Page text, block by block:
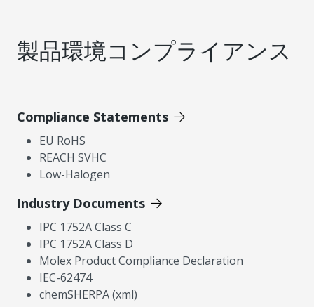
製品環境コンプライアンス
Compliance Statements
EU RoHS
REACH SVHC
Low-Halogen
Industry Documents
IPC 1752A Class C
IPC 1752A Class D
Molex Product Compliance Declaration
IEC-62474
chemSHERPA (xml)